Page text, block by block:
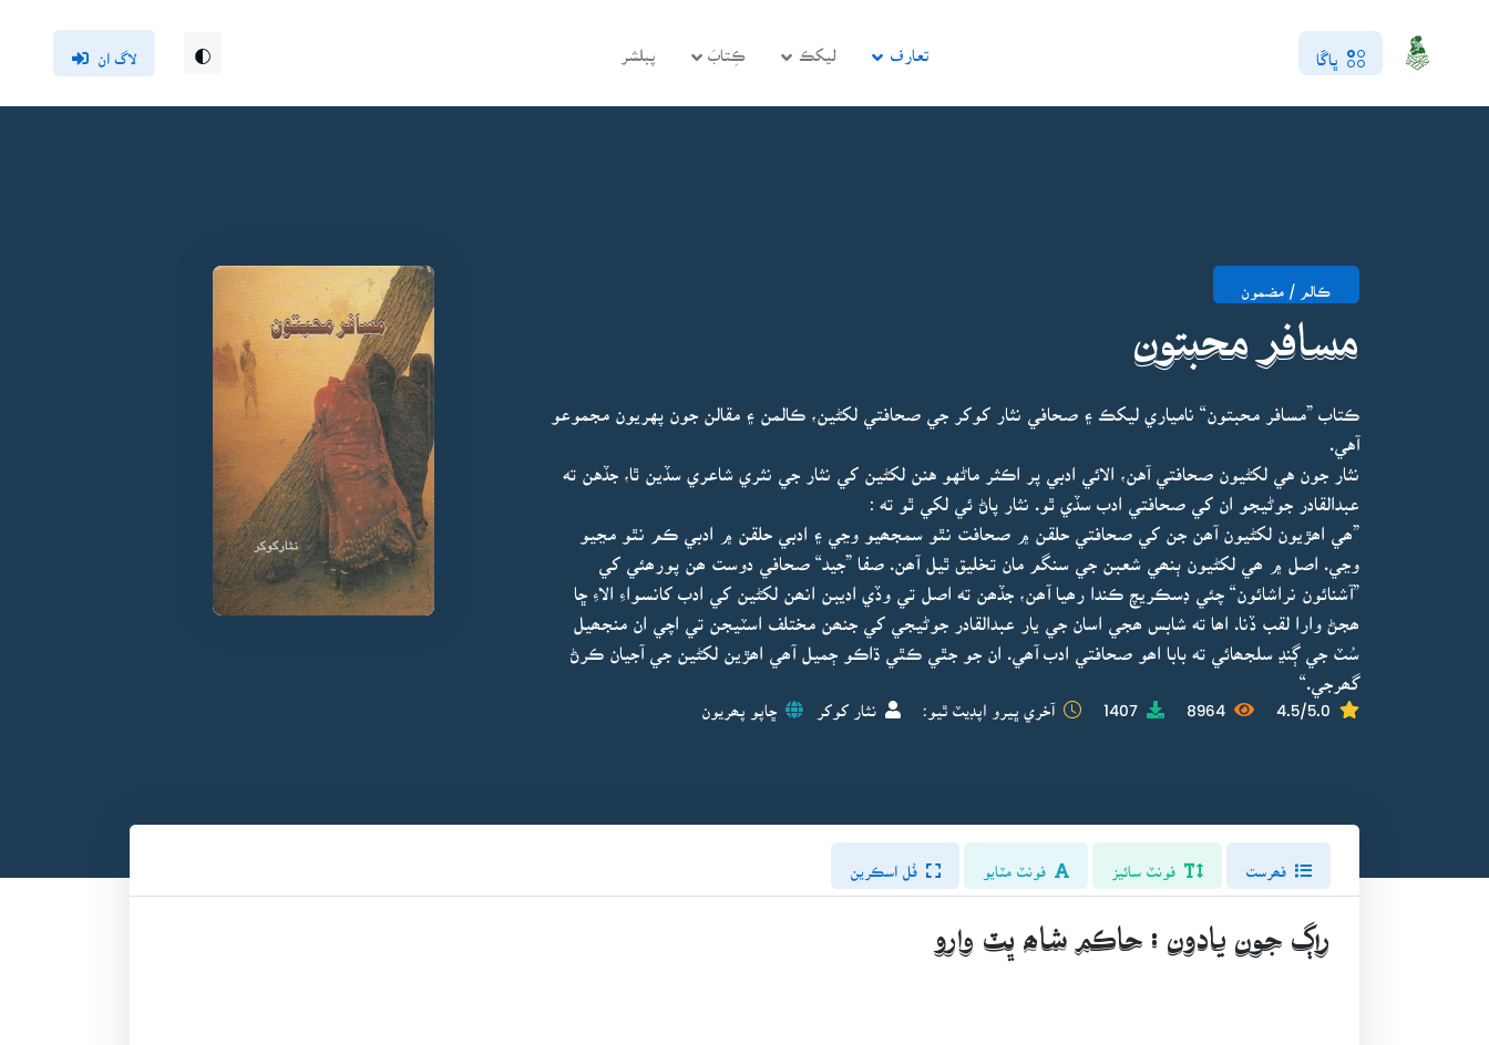
ڀاڱا تعارف ليکڪ ڪِتابَ پبلشر لاگ ان
ڪالم / مضمون
مسافر محبتون
ڪتاب ”مسافر محبتون“ نامياري ليکڪ ۽ صحافي نثار کوکر جي صحافتي لکڻين، ڪالمن ۽ مقالن جون پهريون مجموعو
آهي.
نثار جون هي لکڻيون صحافتي آهن، الائي ادبي پر اڪثر ماڻهو هنن لکڻين کي نثار جي نثري شاعري سڏين ٿا، جڏهن ته
عبدالقادر جوڻيجو ان کي صحافتي ادب سڏي ٿو. نثار پاڻ ئي لکي ٿو ته :
”ھي اھڙيون لکڻيون آھن جن کي صحافتي حلقن ۾ صحافت نٿو سمجھيو وڃي ۽ ادبي حلقن ۾ ادبي ڪم نٿو مڃيو
وڃي. اصل ۾ ھي لکڻيون ٻنھي شعبن جي سنگم مان تخليق ٿيل آھن. صفا ”جيد“ صحافي دوست ھن پورھئي کي
”آشنائون نراشائون“ چئي ڊسڪريچ ڪندا رھيا آھن، جڏھن ته اصل تي وڏي اديبن انھن لکڻين کي ادب کانسواءِ الاءِ ڇا
ھجڻ وارا لقب ڏنا. اھا ته شابس ھجي اسان جي يار عبدالقادر جوڻيجي کي جنھن مختلف اسٽيجن تي اچي ان منجھيل
سُٽ جي ڳنڍ سلجھائي ته بابا اھو صحافتي ادب آھي. ان جو جٿي ڪٿي ڌاڪو ڄميل آھي اھڙين لکڻين جي آجيان ڪرڻ
گھرجي.“
4.5/5.0
8964
1407 آخري ڀيرو اپڊيٽ ٿيو: نثار کوکر ڇاپو پھريون
فونٽ سائيز فونٽ مٽايو فُل اسڪرين
راڳ جون يادون : حاڪم شاھ ڀٽ وارو